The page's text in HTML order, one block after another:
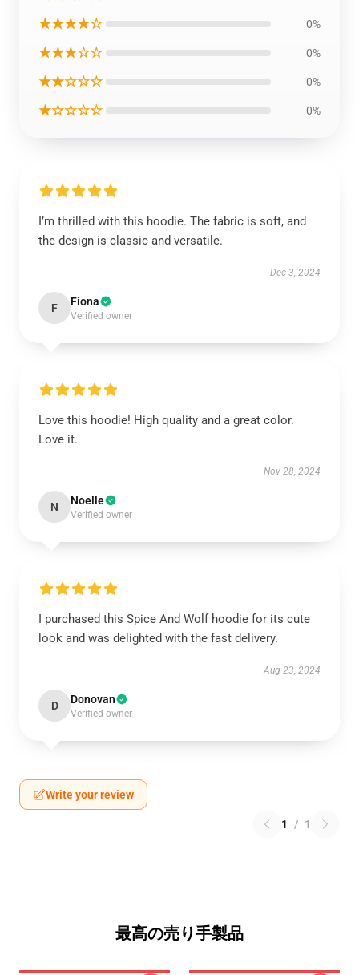
★★★★☆ 0%
★★★☆☆ 0%
★★☆☆☆ 0%
★☆☆☆☆ 0%
I’m thrilled with this hoodie. The fabric is soft, and
the design is classic and versatile.
Dec 3, 2024
F Fiona
Verified owner
Love this hoodie! High quality and a great color.
Love it.
Nov 28, 2024
N Noelle
Verified owner
I purchased this Spice And Wolf hoodie for its cute
look and was delighted with the fast delivery.
Aug 23, 2024
D Donovan
Verified owner
Write your review
1 / 1
最高の売り手製品